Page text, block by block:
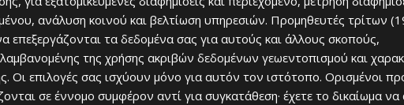
ειρήνη»
ανέφερε ότι μέσα από την εκδήλωση στέλνεται
ανάλυση κοινού και βελτίωση υπηρεσιών. Προμηθευτές τρίτων
επεξεργάζονται τα δεδομένα σας για αυτούς και άλλους σκοπούς,
της χρήσης ακριβών δεδομένων γεωεντοπισμού και
Οι επιλογές σας ισχύουν μόνο για αυτόν τον ιστότοπο. Ορισμένοι
σε έννομο συμφέρον αντί για συγκατάθεση· έχετε το δικαίωμα να